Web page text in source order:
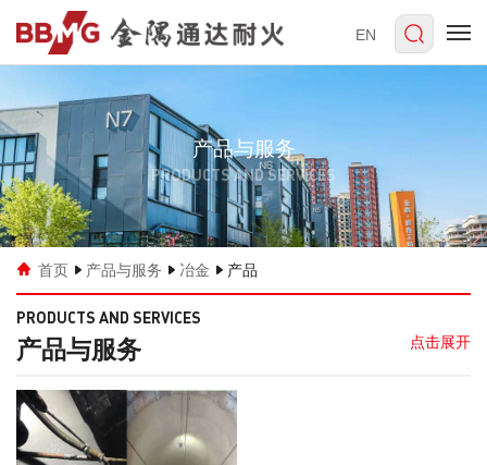
EN
产品与服务
PRODUCTS AND SERVICES
首页 产品与服务 冶金 产品
PRODUCTS AND SERVICES
产品与服务